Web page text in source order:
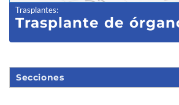
Trasplantes:
Trasplante de
Secciones